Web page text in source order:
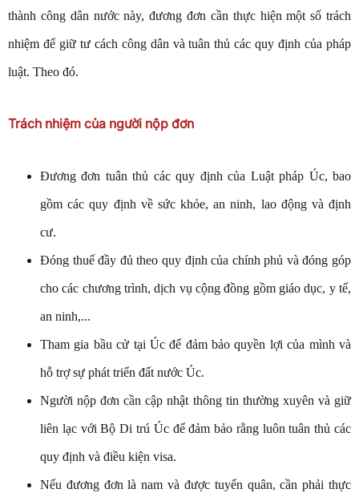
thành công dân nước này, đương đơn cần thực hiện một số trách
nhiệm để giữ tư cách công dân và tuân thủ các quy định của pháp
luật. Theo đó.
Trách nhiệm của người nộp đơn
Đương đơn tuân thủ các quy định của Luật pháp Úc, bao
gồm các quy định về sức khỏe, an ninh, lao động và định
cư.
Đóng thuế đầy đủ theo quy định của chính phủ và đóng góp
cho các chương trình, dịch vụ cộng đồng gồm giáo dục, y tế,
an ninh,...
Tham gia bầu cử tại Úc để đảm bảo quyền lợi của mình và
hỗ trợ sự phát triển đất nước Úc.
Người nộp đơn cần cập nhật thông tin thường xuyên và giữ
liên lạc với Bộ Di trú Úc để đảm bảo rằng luôn tuân thủ các
quy định và điều kiện visa.
Nếu đương đơn là nam và được tuyển quân, cần phải thực